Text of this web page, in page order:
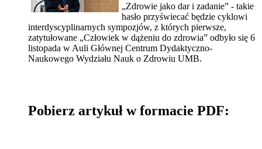
„Zdrowie jako dar i zadanie” - takie
hasło przyświecać będzie cyklowi
interdyscyplinarnych sympozjów, z których pierwsze,
zatytułowane „Człowiek w dążeniu do zdrowia” odbyło się 6
listopada w Auli Głównej Centrum Dydaktyczno-
Naukowego Wydziału Nauk o Zdrowiu UMB.
Pobierz artykuł w formacie PDF: